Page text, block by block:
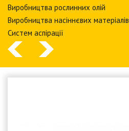
Виробництва рослинних олiй
Виробництва насіннєвих матеріалів
Систем аспiрацiї